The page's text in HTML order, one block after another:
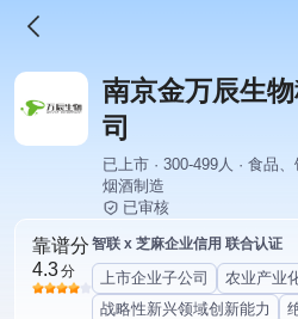
南京金万辰生
司
已上市 · 300-499人 · 食品
烟酒制造
已审核
靠谱分
4.3分
智联 x 芝麻企业信用 联合认证
上市企业子公司
农业产业
战略性新兴领域创新能力